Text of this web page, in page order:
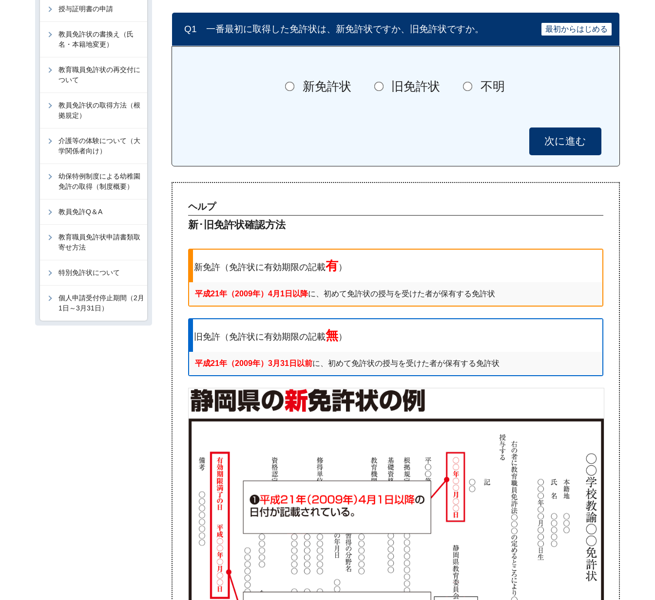
Q1 一番最初に取得した免許状は、新免許状ですか、旧免許状ですか。 最初からはじめる
新免許状 旧免許状 不明
次に進む
ヘルプ
新･旧免許状確認方法
新免許（免許状に有効期限の記載有）
平成21年（2009年）4月1日以降に、初めて免許状の授与を受けた者が保有する免許状
旧免許（免許状に有効期限の記載無）
平成21年（2009年）3月31日以前に、初めて免許状の授与を受けた者が保有する免許状
授与証明書の申請
教員免許状の書換え（氏
名・本籍地変更）
教育職員免許状の再交付に
ついて
教員免許状の取得方法（根
拠規定）
介護等の体験について（大
学関係者向け）
幼保特例制度による幼稚園
免許の取得（制度概要）
教員免許Q＆A
教育職員免許状申請書類取
寄せ方法
特別免許状について
個人申請受付停止期間（2月
1日～3月31日）